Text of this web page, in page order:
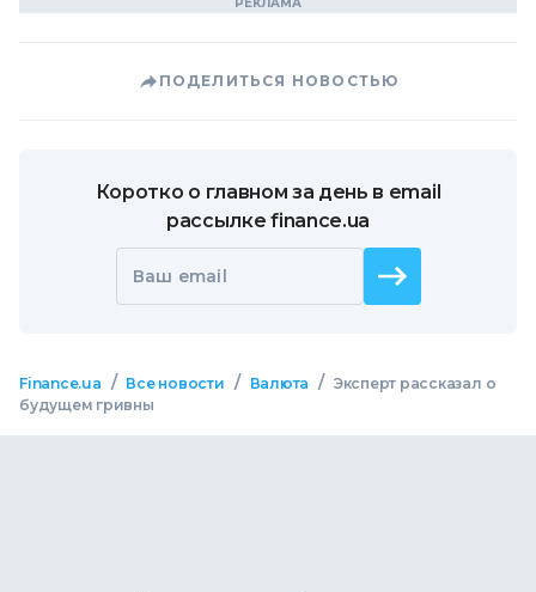
ПОДЕЛИТЬСЯ НОВОСТЬЮ
Коротко о главном за день в email
рассылке finance.ua
Ваш email
Finance.ua / Все новости / Валюта / Эксперт рассказал о
будущем гривны